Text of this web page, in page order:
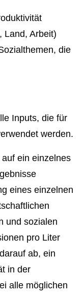
Land, Arbeit)
die
Inputs, die für
werden.
ein einzelnes
eines einzelnen
und sozialen
pro Liter
ab, ein
in der
alle möglichen